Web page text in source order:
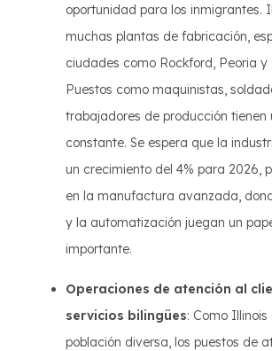
oportunidad para los inmigrantes.
muchas plantas de fabricación,
ciudades como Rockford, Peoria y
Puestos como maquinistas,
trabajadores de producción tienen
constante. Se espera que la
un crecimiento del 4% para 2026,
en la manufactura avanzada,
y la automatización juegan un
importante.
Operaciones de atención al
servicios bilingües: Como
población diversa, los puestos de